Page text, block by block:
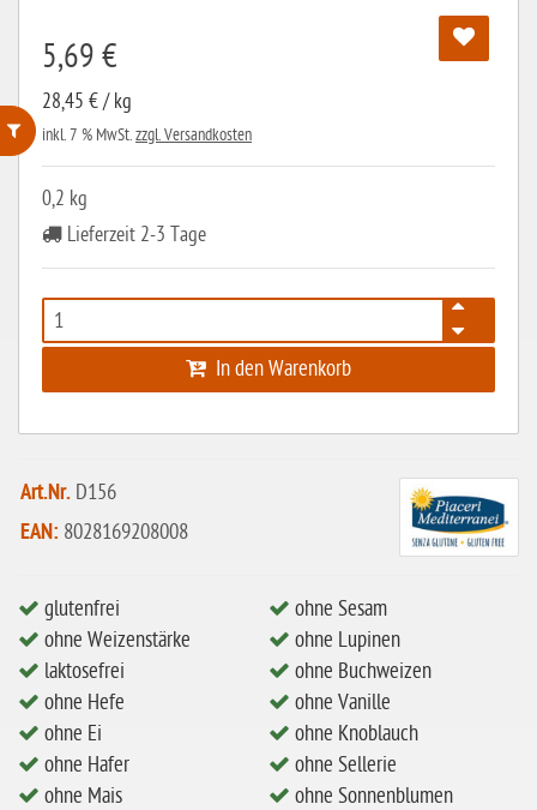
ohne Weizenstärke
laktosefrei
ohne Hefe
ohne Ei
ohne Haselnüsse
Bio
vegan
ohne Erdnüsse
ohne Mandeln
ohne Milch
ohne Hafer
ohne Zuckerzusatz
ohne Reis
5,69 €
28,45 € / kg
inkl. 7 % MwSt.zzgl. Versandkosten
0,2 kg
Lieferzeit 2-3 Tage
In den Warenkorb
Art.Nr. D156
EAN: 8028169208008
glutenfrei
ohne Weizenstärke
laktosefrei
ohne Hefe
ohne Ei
ohne Hafer
ohne Mais
ohne Sesam
ohne Lupinen
ohne Buchweizen
ohne Vanille
ohne Knoblauch
ohne Sellerie
ohne Sonnenblumen